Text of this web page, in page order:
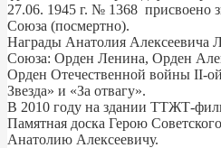
27.06. 1945 г. № 1368 присвоено
Союза (посмертно).
Награды Анатолия Алексеевича
Союза: Орден Ленина, Орден
Орден Отечественной войны II-
Звезда» и «За отвагу».
В 2010 году на здании ТТЖТ-
Памятная доска Герою
Анатолию Алексеевичу.